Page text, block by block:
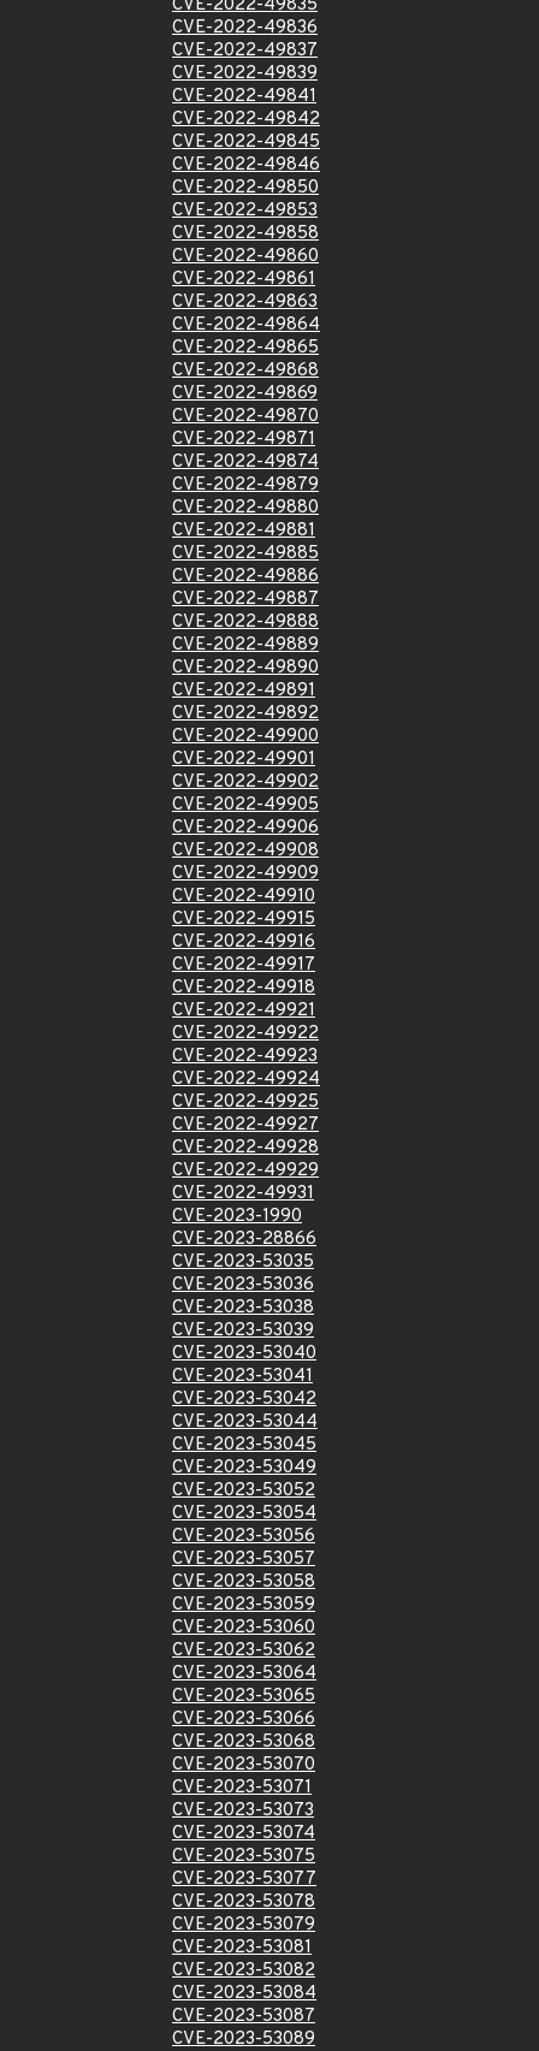
CVE-2022-49835
CVE-2022-49836
CVE-2022-49837
CVE-2022-49839
CVE-2022-49841
CVE-2022-49842
CVE-2022-49845
CVE-2022-49846
CVE-2022-49850
CVE-2022-49853
CVE-2022-49858
CVE-2022-49860
CVE-2022-49861
CVE-2022-49863
CVE-2022-49864
CVE-2022-49865
CVE-2022-49868
CVE-2022-49869
CVE-2022-49870
CVE-2022-49871
CVE-2022-49874
CVE-2022-49879
CVE-2022-49880
CVE-2022-49881
CVE-2022-49885
CVE-2022-49886
CVE-2022-49887
CVE-2022-49888
CVE-2022-49889
CVE-2022-49890
CVE-2022-49891
CVE-2022-49892
CVE-2022-49900
CVE-2022-49901
CVE-2022-49902
CVE-2022-49905
CVE-2022-49906
CVE-2022-49908
CVE-2022-49909
CVE-2022-49910
CVE-2022-49915
CVE-2022-49916
CVE-2022-49917
CVE-2022-49918
CVE-2022-49921
CVE-2022-49922
CVE-2022-49923
CVE-2022-49924
CVE-2022-49925
CVE-2022-49927
CVE-2022-49928
CVE-2022-49929
CVE-2022-49931
CVE-2023-1990
CVE-2023-28866
CVE-2023-53035
CVE-2023-53036
CVE-2023-53038
CVE-2023-53039
CVE-2023-53040
CVE-2023-53041
CVE-2023-53042
CVE-2023-53044
CVE-2023-53045
CVE-2023-53049
CVE-2023-53052
CVE-2023-53054
CVE-2023-53056
CVE-2023-53057
CVE-2023-53058
CVE-2023-53059
CVE-2023-53060
CVE-2023-53062
CVE-2023-53064
CVE-2023-53065
CVE-2023-53066
CVE-2023-53068
CVE-2023-53070
CVE-2023-53071
CVE-2023-53073
CVE-2023-53074
CVE-2023-53075
CVE-2023-53077
CVE-2023-53078
CVE-2023-53079
CVE-2023-53081
CVE-2023-53082
CVE-2023-53084
CVE-2023-53087
CVE-2023-53089